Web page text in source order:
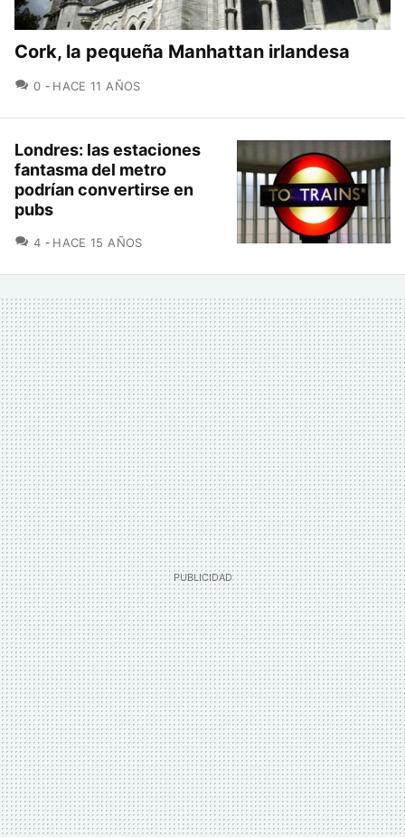
Cork, la pequeña Manhattan irlandesa
0 COMENTARIOS
HACE 11 AÑOS
Londres: las estaciones
fantasma del metro
podrían convertirse en
pubs
4 COMENTARIOS
HACE 15 AÑOS